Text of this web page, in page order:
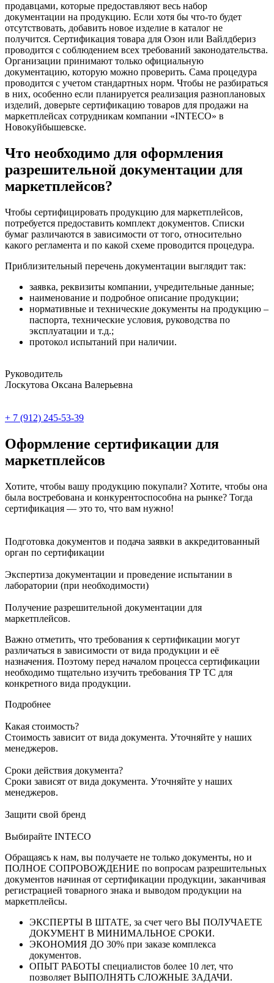
продавцами, которые предоставляют весь набор
документации на продукцию. Если хотя бы что-то будет
отсутствовать, добавить новое изделие в каталог не
получится. Сертификация товара для Озон или Вайлдбериз
проводится с соблюдением всех требований законодательства.
Организации принимают только официальную
документацию, которую можно проверить. Сама процедура
проводится с учетом стандартных норм. Чтобы не разбираться
в них, особенно если планируется реализация разноплановых
изделий, доверьте сертификацию товаров для продажи на
маркетплейсах сотрудникам компании «INTECO» в
Новокуйбышевске.
Что необходимо для оформления
разрешительной документации для
маркетплейсов?
Чтобы сертифицировать продукцию для маркетплейсов,
потребуется предоставить комплект документов. Списки
бумаг различаются в зависимости от того, относительно
какого регламента и по какой схеме проводится процедура.
Приблизительный перечень документации выглядит так:
заявка, реквизиты компании, учредительные данные;
наименование и подробное описание продукции;
нормативные и технические документы на продукцию –
паспорта, технические условия, руководства по
эксплуатации и т.д.;
протокол испытаний при наличии.
Руководитель
Лоскутова Оксана Валерьевна
+ 7 (912) 245-53-39
Оформление сертификации для
маркетплейсов
Хотите, чтобы вашу продукцию покупали? Хотите, чтобы она
была востребована и конкурентоспособна на рынке? Тогда
сертификация — это то, что вам нужно!
Подготовка документов и подача заявки в аккредитованный
орган по сертификации
Экспертиза документации и проведение испытании в
лаборатории (при необходимости)
Получение разрешительной документации для
маркетплейсов.
Важно отметить, что требования к сертификации могут
различаться в зависимости от вида продукции и её
назначения. Поэтому перед началом процесса сертификации
необходимо тщательно изучить требования ТР ТС для
конкретного вида продукции.
Подробнее
Какая стоимость?
Стоимость зависит от вида документа. Уточняйте у наших
менеджеров.
Сроки действия документа?
Сроки зависят от вида документа. Уточняйте у наших
менеджеров.
Защити свой бренд
Выбирайте INTECO
Обращаясь к нам, вы получаете не только документы, но и
ПОЛНОЕ СОПРОВОЖДЕНИЕ по вопросам разрешительных
документов начиная от сертификации продукции, заканчивая
регистрацией товарного знака и выводом продукции на
маркетплейсы.
ЭКСПЕРТЫ В ШТАТЕ, за счет чего ВЫ ПОЛУЧАЕТЕ
ДОКУМЕНТ В МИНИМАЛЬНОЕ СРОКИ.
ЭКОНОМИЯ ДО 30% при заказе комплекса
документов.
ОПЫТ РАБОТЫ специалистов более 10 лет, что
позволяет ВЫПОЛНЯТЬ СЛОЖНЫЕ ЗАДАЧИ.